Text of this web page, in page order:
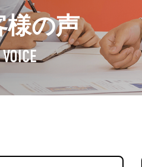
企業理念
アクセスマップ
様の声
VOICE